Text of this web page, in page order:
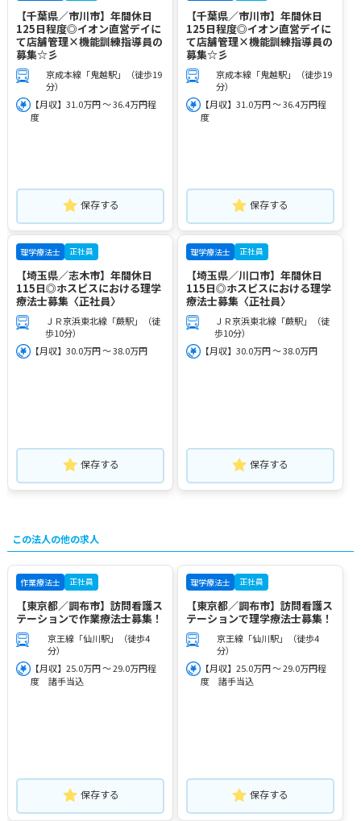
【千葉県／市川市】年間休日
125日程度◎イオン直営デイに
て店舗管理×機能訓練指導員の
募集☆彡
京成本線「鬼越駅」（徒歩19
分）
【月収】31.0万円 ～ 36.4万円程
度
保存する
【千葉県／市川市】年間休日
125日程度◎イオン直営デイに
て店舗管理×機能訓練指導員の
募集☆彡
京成本線「鬼越駅」（徒歩19
分）
【月収】31.0万円 ～ 36.4万円程
度
保存する
理学療法士 正社員
【埼玉県／志木市】年間休日
115日◎ホスピスにおける理学
療法士募集〈正社員〉
ＪＲ京浜東北線「蕨駅」（徒
歩10分）
【月収】30.0万円 ～ 38.0万円
保存する
理学療法士 正社員
【埼玉県／川口市】年間休日
115日◎ホスピスにおける理学
療法士募集〈正社員〉
ＪＲ京浜東北線「蕨駅」（徒
歩10分）
【月収】30.0万円 ～ 38.0万円
保存する
この法人の他の求人
作業療法士 正社員
【東京都／調布市】訪問看護ス
テーションで作業療法士募集！
京王線「仙川駅」（徒歩4
分）
【月収】25.0万円 ～ 29.0万円程
度 諸手当込
保存する
理学療法士 正社員
【東京都／調布市】訪問看護ス
テーションで理学療法士募集！
京王線「仙川駅」（徒歩4
分）
【月収】25.0万円 ～ 29.0万円程
度 諸手当込
保存する